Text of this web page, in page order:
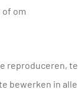
om
reproduceren, te
bewerken in alle